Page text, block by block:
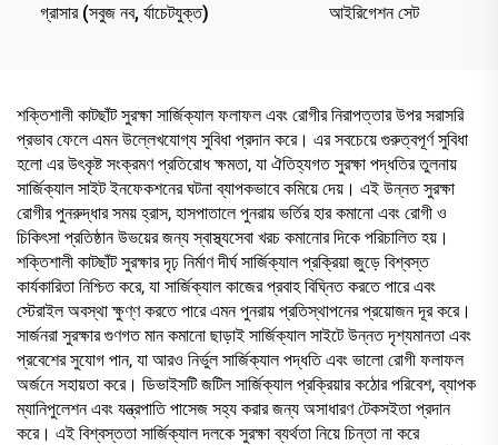
গ্রাসার (সবুজ নব, র্যাচেটযুক্ত)
আইরিগেশন সেট
শক্তিশালী কাটছাঁট সুরক্ষা সার্জিক্যাল ফলাফল এবং রোগীর নিরাপত্তার উপর সরাসরি
প্রভাব ফেলে এমন উল্লেখযোগ্য সুবিধা প্রদান করে। এর সবচেয়ে গুরুত্বপূর্ণ সুবিধা
হলো এর উৎকৃষ্ট সংক্রমণ প্রতিরোধ ক্ষমতা, যা ঐতিহ্যগত সুরক্ষা পদ্ধতির তুলনায়
সার্জিক্যাল সাইট ইনফেকশনের ঘটনা ব্যাপকভাবে কমিয়ে দেয়। এই উন্নত সুরক্ষা
রোগীর পুনরুদ্ধার সময় হ্রাস, হাসপাতালে পুনরায় ভর্তির হার কমানো এবং রোগী ও
চিকিৎসা প্রতিষ্ঠান উভয়ের জন্য স্বাস্থ্যসেবা খরচ কমানোর দিকে পরিচালিত হয়।
শক্তিশালী কাটছাঁট সুরক্ষার দৃঢ় নির্মাণ দীর্ঘ সার্জিক্যাল প্রক্রিয়া জুড়ে বিশ্বস্ত
কার্যকারিতা নিশ্চিত করে, যা সার্জিক্যাল কাজের প্রবাহ বিঘ্নিত করতে পারে এবং
স্টেরাইল অবস্থা ক্ষুণ্ণ করতে পারে এমন পুনরায় প্রতিস্থাপনের প্রয়োজন দূর করে।
সার্জনরা সুরক্ষার গুণগত মান কমানো ছাড়াই সার্জিক্যাল সাইটে উন্নত দৃশ্যমানতা এবং
প্রবেশের সুযোগ পান, যা আরও নির্ভুল সার্জিক্যাল পদ্ধতি এবং ভালো রোগী ফলাফল
অর্জনে সহায়তা করে। ডিভাইসটি জটিল সার্জিক্যাল প্রক্রিয়ার কঠোর পরিবেশ, ব্যাপক
ম্যানিপুলেশন এবং যন্ত্রপাতি পাসেজ সহ্য করার জন্য অসাধারণ টেকসইতা প্রদান
করে। এই বিশ্বস্ততা সার্জিক্যাল দলকে সুরক্ষা ব্যর্থতা নিয়ে চিন্তা না করে